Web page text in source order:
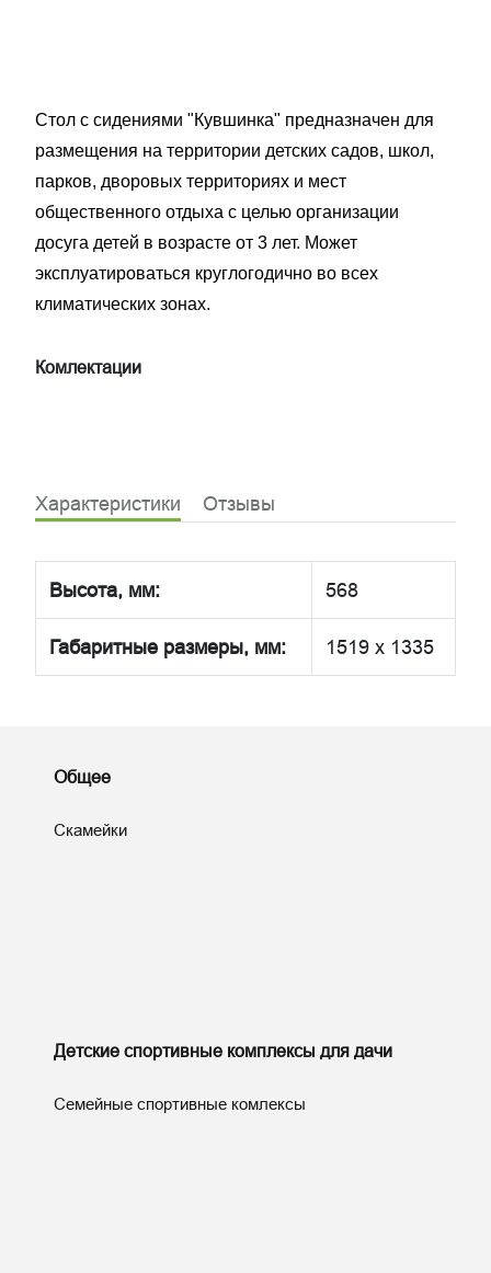
Стол с сидениями "Кувшинка" предназначен для
размещения на территории детских садов, школ,
парков, дворовых территориях и мест
общественного отдыха с целью организации
досуга детей в возрасте от 3 лет. Может
эксплуатироваться круглогодично во всех
климатических зонах.
Комлектации
Характеристики Отзывы
Высота, мм: 568
Габаритные размеры, мм: 1519 х 1335
Общее
Скамейки
Детские спортивные комплексы для дачи
Семейные спортивные комлексы